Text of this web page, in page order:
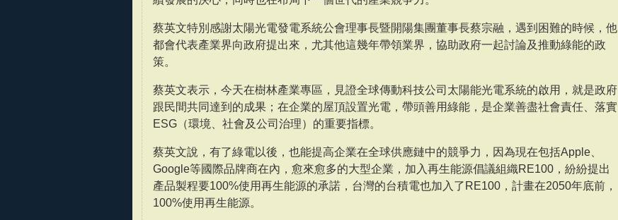
蔡英文特別感謝太陽光電發電系統公會理事長暨開陽集團董事長蔡宗融，遇到困難的時候，他
都會代表產業界向政府提出來，尤其他這幾年帶領業界，協助政府一起討論及推動綠能的政
策。
蔡英文表示，今天在樹林產業專區，見證全球傳動科技公司太陽能光電系統的啟用，就是政府
跟民間共同達到的成果；在企業的屋頂設置光電，帶頭善用綠能，是企業善盡社會責任、落實
ESG（環境、社會及公司治理）的重要指標。
蔡英文說，有了綠電以後，也能提高企業在全球供應鏈中的競爭力，因為現在包括Apple、
Google等國際品牌商在內，愈來愈多的大型企業，加入再生能源倡議組織RE100，紛紛提出
產品製程要100%使用再生能源的承諾，台灣的台積電也加入了RE100，計畫在2050年底前，
100%使用再生能源。